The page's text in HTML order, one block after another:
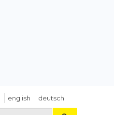
english deutsch